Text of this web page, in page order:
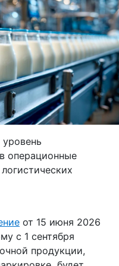
операционные
от 15 июня 2026
с 1 сентября
продукции,